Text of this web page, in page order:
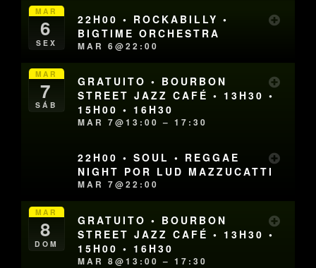
MAR
6
SEX
22H00 • ROCKABILLY •
BIGTIME ORCHESTRA
MAR 6@22:00
MAR
7
SÁB
GRATUITO • BOURBON
STREET JAZZ CAFÉ • 13H30 •
15H00 • 16H30
MAR 7@13:00 – 17:30
22H00 • SOUL • REGGAE
NIGHT POR LUD MAZZUCATTI
MAR 7@22:00
MAR
8
DOM
GRATUITO • BOURBON
STREET JAZZ CAFÉ • 13H30 •
15H00 • 16H30
MAR 8@13:00 – 17:30